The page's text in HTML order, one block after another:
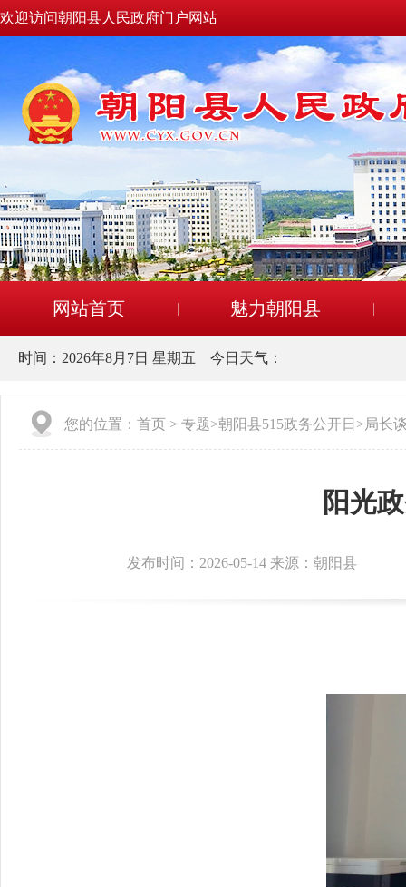
欢迎访问朝阳县人民政府门户网站
网站首页 魅力朝阳县
时间： 2026年8月7日 星期五 今日天气：
您的位置： 首页 > 专题>朝阳县515政务公开日 >局长
阳光
发布时间：2026-05-14 来源：朝阳县